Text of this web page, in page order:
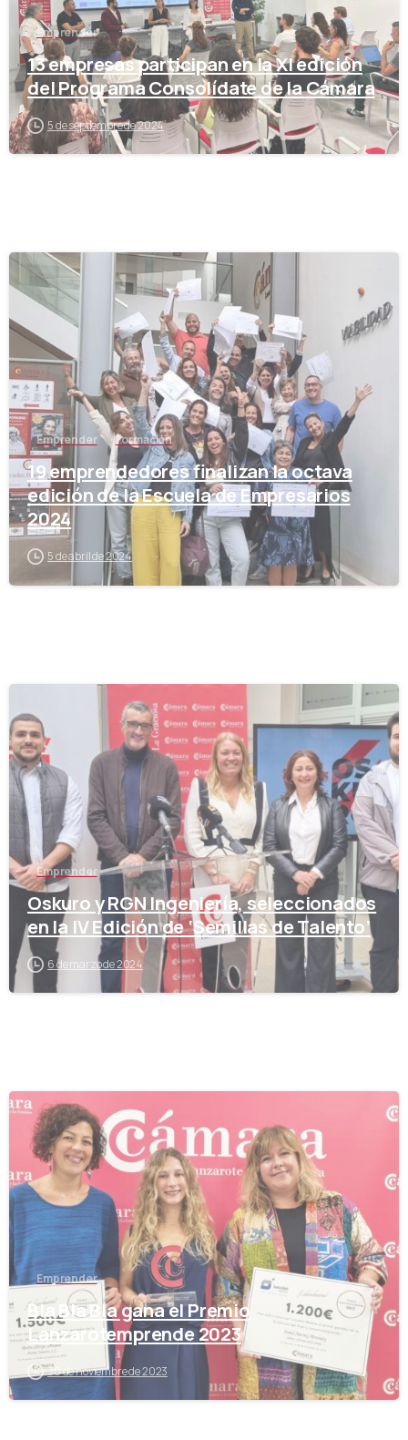
Emprender
13 empresas participan en la XI edición
del Programa Consolídate de la Cámara
5 de septiembre de 2024
Emprender Formación
19 emprendedores finalizan la octava
edición de la Escuela de Empresarios
2024
5 de abril de 2024
-
Emprender
Oskuro y RGN Ingeniería, seleccionados
en la IV Edición de ‘Semillas de Talento’
6 de marzo de 2024
Emprender
Bla Bla Bla gana el Premio
Lanzarotemprende 2023
30 de noviembre de 2023